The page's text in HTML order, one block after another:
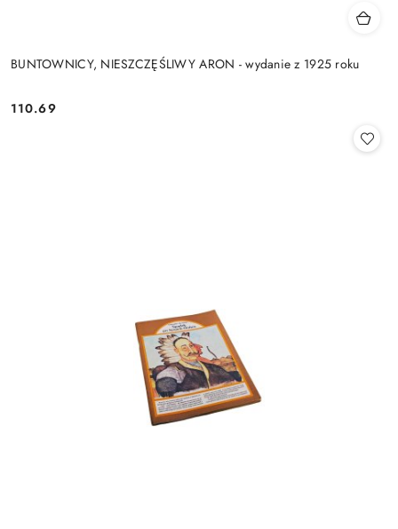
BUNTOWNICY, NIESZCZĘŚLIWY ARON - wydanie z 1925 roku
Cena:
110.69